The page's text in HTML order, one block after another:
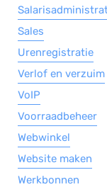
Sales
Urenregistratie
Verlof en verzuim
VoIP
Voorraadbeheer
Webwinkel
Website maken
Werkbonnen